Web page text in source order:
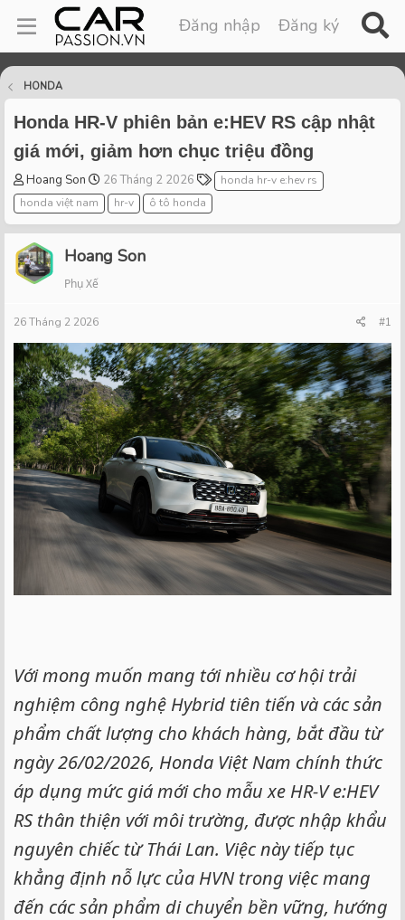
Đăng nhập Đăng ký
HONDA
Honda HR-V phiên bản e:HEV RS cập nhật
giá mới, giảm hơn chục triệu đồng
T
h
r
e
a
d
s
a
r
t
e
r
Hoang Son
S
t
a
r
t
d
26 Tháng 2 2026
T
a
s
honda hr-v e:hev rs
honda việt nam
hr-v ô tô honda
Hoang Son
Phụ Xế
26 Tháng 2 2026 #1
Với mong muốn mang tới nhiều cơ hội trải
nghiệm công nghệ Hybrid tiên tiến và các sản
phẩm chất lượng cho khách hàng, bắt đầu từ
ngày 26/02/2026, Honda Việt Nam chính thức
áp dụng mức giá mới cho mẫu xe HR-V e:HEV
RS thân thiện với môi trường, được nhập khẩu
nguyên chiếc từ Thái Lan. Việc này tiếp tục
khẳng định nỗ lực của HVN trong việc mang
đến các sản phẩm di chuyển bền vững, hướng